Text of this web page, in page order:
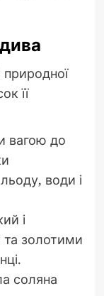
її
вагою до
води і
і
золотими
соляна